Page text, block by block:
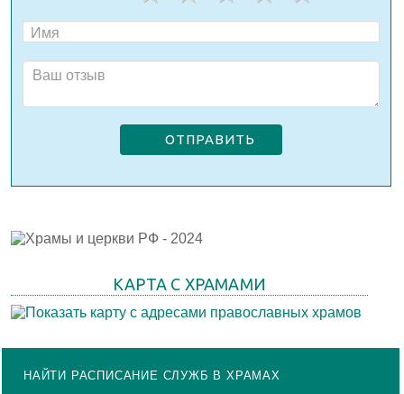
ОТПРАВИТЬ
КАРТА С ХРАМАМИ
НАЙТИ РАСПИСАНИЕ СЛУЖБ В ХРАМАХ